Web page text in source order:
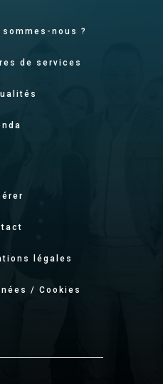
sommes-nous ?
de services
légales
/ Cookies